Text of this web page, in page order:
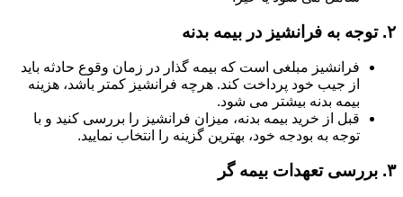
۲. توجه به فرانشیز در بیمه بدنه
فرانشیز مبلغی است که بیمه گذار در زمان وقوع حادثه باید
از جیب خود پرداخت کند. هرچه فرانشیز کمتر باشد، هزینه
بیمه بدنه بیشتر می شود.
قبل از خرید بیمه بدنه، میزان فرانشیز را بررسی کنید و با
توجه به بودجه خود، بهترین گزینه را انتخاب نمایید.
۳. بررسی تعهدات بیمه گر